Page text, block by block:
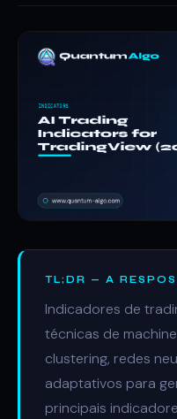
TL;DR — A
Indicadores de
técnicas de
clustering, redes
adaptativos para
principais